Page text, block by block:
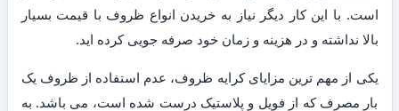
است. با این کار دیگر نیاز به خریدن انواع ظروف با قیمت بسیار
بالا نداشته و در هزینه و زمان خود صرفه جویی کرده اید.
یکی از مهم ترین مزایای کرایه ظروف، عدم استفاده از ظروف یک
بار مصرف که از فویل و پلاستیک درست شده است، می باشد. به